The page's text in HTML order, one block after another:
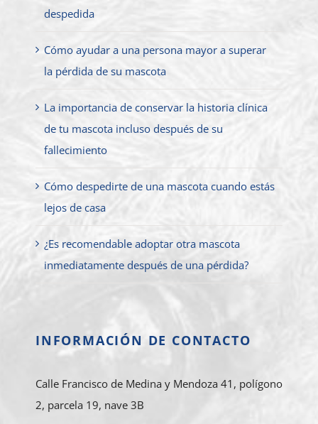
despedida
Cómo ayudar a una persona mayor a superar
la pérdida de su mascota
La importancia de conservar la historia clínica
de tu mascota incluso después de su
fallecimiento
Cómo despedirte de una mascota cuando estás
lejos de casa
¿Es recomendable adoptar otra mascota
inmediatamente después de una pérdida?
INFORMACIÓN DE CONTACTO
Calle Francisco de Medina y Mendoza 41, polígono
2, parcela 19, nave 3B